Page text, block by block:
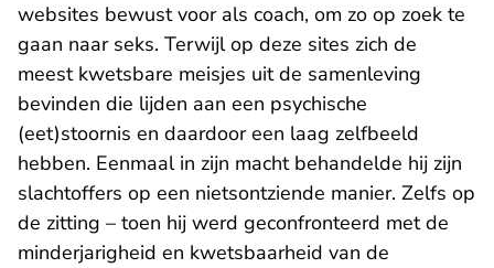
websites bewust voor als coach, om zo op zoek te
gaan naar seks. Terwijl op deze sites zich de
meest kwetsbare meisjes uit de samenleving
bevinden die lijden aan een psychische
(eet)stoornis en daardoor een laag zelfbeeld
hebben. Eenmaal in zijn macht behandelde hij zijn
slachtoffers op een nietsontziende manier. Zelfs op
de zitting – toen hij werd geconfronteerd met de
minderjarigheid en kwetsbaarheid van de